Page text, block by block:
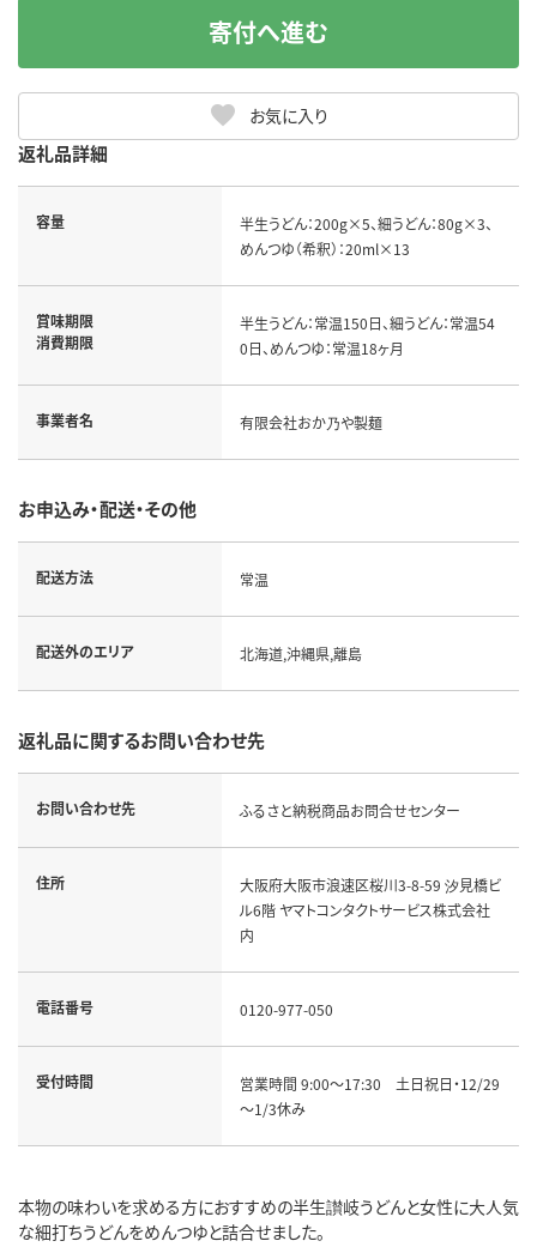
お気に入り
寄付へ進む
返礼品詳細
容量
半生うどん：200g×5、細うどん：80g×3、
めんつゆ（希釈）：20ml×13
賞味期限
消費期限
半生うどん：常温150日、細うどん：常温54
0日、めんつゆ：常温18ヶ月
事業者名 有限会社おか乃や製麺
お申込み・配送・その他
配送方法 常温
配送外のエリア 北海道,沖縄県,離島
返礼品に関するお問い合わせ先
お問い合わせ先 ふるさと納税商品お問合せセンター
住所
大阪府大阪市浪速区桜川3-8-59 汐見橋ビ
ル6階 ヤマトコンタクトサービス株式会社
内
電話番号 0120-977-050
受付時間
営業時間 9:00～17:30 土日祝日・12/29
～1/3休み
本物の味わいを求める方におすすめの半生讃岐うどんと女性に大人気
な細打ちうどんをめんつゆと詰合せました。